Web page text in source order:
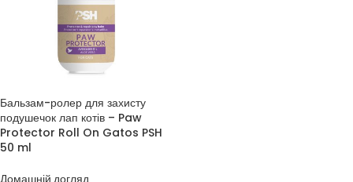
Бальзам-ролер для захисту
подушечок лап котів – Paw
Protector Roll On Gatos PSH
50 ml
Домашній догляд